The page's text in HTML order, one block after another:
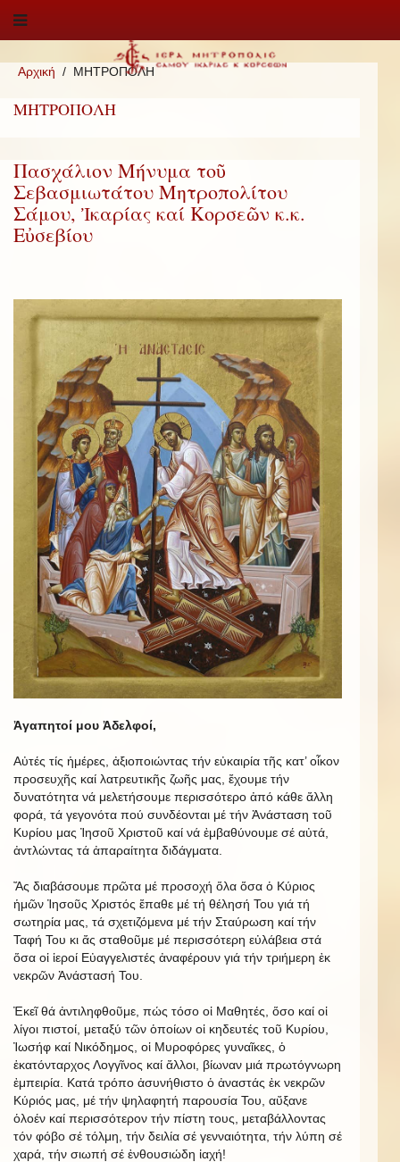
Αρχική ΜΗΤΡΟΠΟΛΗ
ΜΗΤΡΟΠΟΛΗ
Πασχάλιον Μήνυμα τοῦ
Σεβασμιωτάτου Μητροπολίτου
Σάμου, Ἰκαρίας καί Κορσεῶν κ.κ.
Εὐσεβίου
Ἀγαπητοί μου Ἀδελφοί,
Αὐτές τίς ἡμέρες, ἀξιοποιώντας τήν εὐκαιρία τῆς κατ’ οἶκον
προσευχῆς καί λατρευτικῆς ζωῆς μας, ἔχουμε τήν
δυνατότητα νά μελετήσουμε περισσότερο ἀπό κάθε ἄλλη
φορά, τά γεγονότα πού συνδέονται μέ τήν Ἀνάσταση τοῦ
Κυρίου μας Ἰησοῦ Χριστοῦ καί νά ἐμβαθύνουμε σέ αὐτά,
ἀντλώντας τά ἀπαραίτητα διδάγματα.
Ἄς διαβάσουμε πρῶτα μέ προσοχή ὅλα ὅσα ὁ Κύριος
ἡμῶν Ἰησοῦς Χριστός ἔπαθε μέ τή θέλησή Του γιά τή
σωτηρία μας, τά σχετιζόμενα μέ τήν Σταύρωση καί τήν
Ταφή Του κι ἄς σταθοῦμε μέ περισσότερη εὐλάβεια στά
ὅσα οἱ ἱεροί Εὐαγγελιστές ἀναφέρουν γιά τήν τριήμερη ἐκ
νεκρῶν Ἀνάστασή Του.
Ἐκεῖ θά ἀντιληφθοῦμε, πώς τόσο οἱ Μαθητές, ὅσο καί οἱ
λίγοι πιστοί, μεταξύ τῶν ὁποίων οἱ κηδευτές τοῦ Κυρίου,
Ἰωσήφ καί Νικόδημος, οἱ Μυροφόρες γυναῖκες, ὁ
ἑκατόνταρχος Λογγῖνος καί ἄλλοι, βίωναν μιά πρωτόγνωρη
ἐμπειρία. Κατά τρόπο ἀσυνήθιστο ὁ ἀναστάς ἐκ νεκρῶν
Κύριός μας, μέ τήν ψηλαφητή παρουσία Του, αὔξανε
ὁλοέν καί περισσότερον τήν πίστη τους, μεταβάλλοντας
τόν φόβο σέ τόλμη, τήν δειλία σέ γενναιότητα, τήν λύπη σέ
χαρά, τήν σιωπή σέ ἐνθουσιώδη ἰαχή!